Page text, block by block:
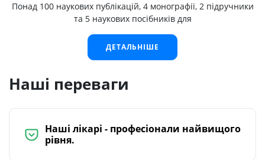
Понад 100 наукових публікацій, 4 монографії, 2 підручники
та 5 наукових посібників для
ДЕТАЛЬНІШЕ
Наші переваги
Наші лікарі - професіонали найвищого
рівня.